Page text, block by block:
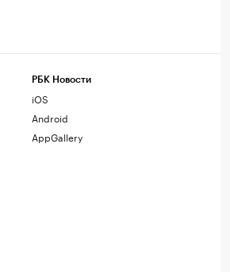
РБК Новости
iOS
Android
AppGallery